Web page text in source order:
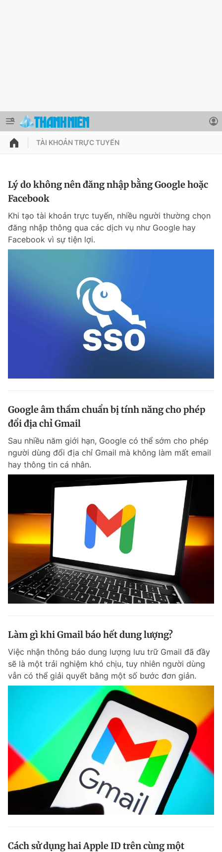
QUẢNG CÁO
Chuyên mục khác
Tin 360
Magazine
Thông tin tòa soạn Liên hệ quảng cáo
Đọc Thanh Niên trên điện thoại
Theo dõi báo trên
0906 645 777
Liên hệ quảng cáo
0908 780 404
Đặt báo Quảng cáo RSS Tòa soạn Chính sách bảo
Phó tổng biên tập thường trực: Hải Thành
Phó tổng biên tập: Lâm Hiếu Dũng
Phó tổng biên tập: Trần Việt Hưng
Tổng thư ký tòa soạn: Đức Trung
Giấy phép xuất bản số 110/GP - BTTTT cấp ngày 24.3.2020
© 2003-2026 Bản quyền thuộc về Báo Thanh Niên. Cấm sao chép
dưới mọi hình thức nếu không có sự chấp thuận bằng văn bản.
Phát triển bởi ePi Technologies, JSC.
Thông tin tài khoản
Đổi mật khẩu
Tin đã lưu
Tin đã xem
TÀI KHOẢN TRỰC TUYẾN
Lý do không nên đăng nhập bằng Google hoặc
Facebook
Khi tạo tài khoản trực tuyến, nhiều người thường chọn
đăng nhập thông qua các dịch vụ như Google hay
Facebook vì sự tiện lợi.
Google âm thầm chuẩn bị tính năng cho phép
đổi địa chỉ Gmail
Sau nhiều năm giới hạn, Google có thể sớm cho phép
người dùng đổi địa chỉ Gmail mà không làm mất email
hay thông tin cá nhân.
Làm gì khi Gmail báo hết dung lượng?
Việc nhận thông báo dung lượng lưu trữ Gmail đã đầy
sẽ là một trải nghiệm khó chịu, tuy nhiên người dùng
vẫn có thể giải quyết bằng một số bước đơn giản.
Cách sử dụng hai Apple ID trên cùng một